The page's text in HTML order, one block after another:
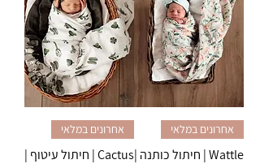
אחרונים במלאי
Wattle | חיתול כותנה |
אחרונים במלאי
Cactus | חיתול עיטוף |